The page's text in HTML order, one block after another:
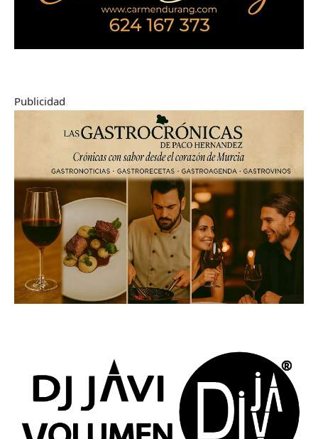
Publicidad